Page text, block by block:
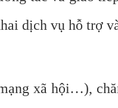
dịch vụ hỗ trợ
xã hội…),